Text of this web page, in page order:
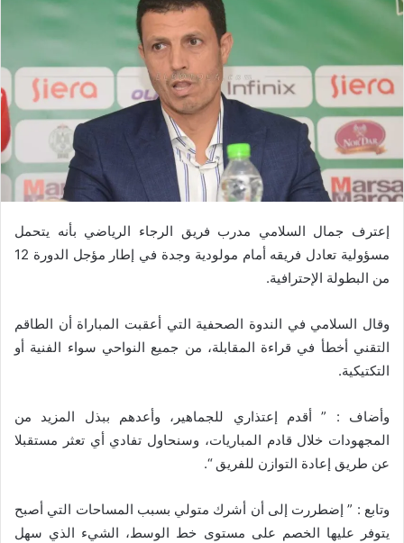
إعترف جمال السلامي مدرب فريق الرجاء الرياضي بأنه يتحمل
مسؤولية تعادل فريقه أمام مولودية وجدة في إطار مؤجل الدورة 12
من البطولة الإحترافية.
وقال السلامي في الندوة الصحفية التي أعقبت المباراة أن الطاقم
التقني أخطأ في قراءة المقابلة، من جميع النواحي سواء الفنية أو
التكتيكية.
وأضاف : ” أقدم إعتذاري للجماهير، وأعدهم ببذل المزيد من
المجهودات خلال قادم المباريات، وسنحاول تفادي أي تعثر مستقبلا
عن طريق إعادة التوازن للفريق “.
وتابع : ” إضطررت إلى أن أشرك متولي بسبب المساحات التي أصبح
يتوفر عليها الخصم على مستوى خط الوسط، الشيء الذي سهل